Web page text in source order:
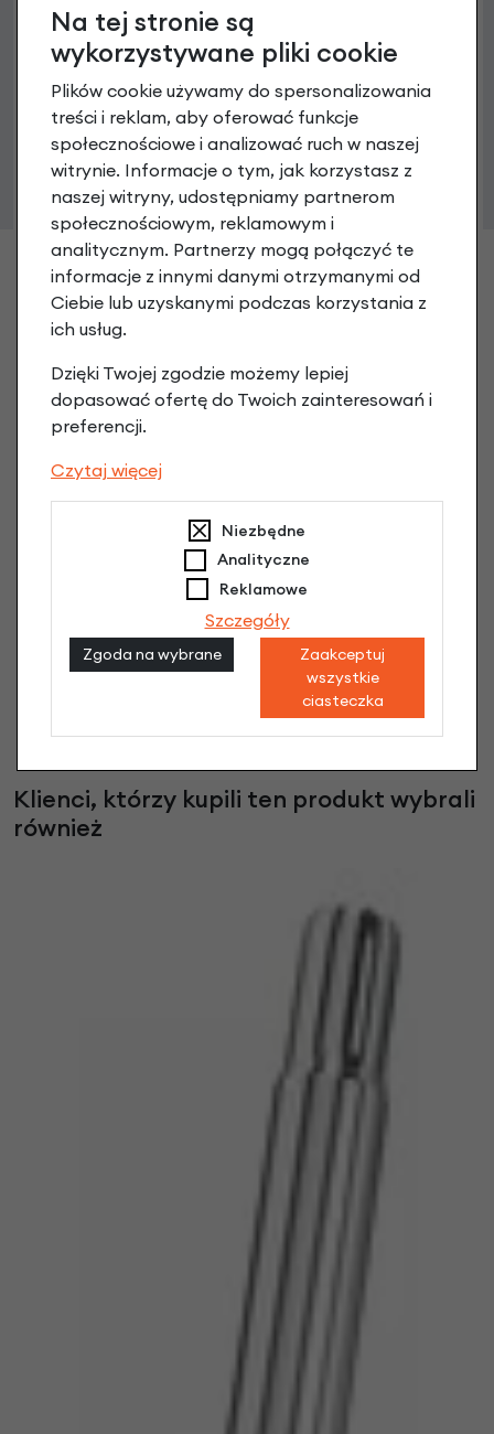
Ekspandery rowerowe Bibia Euro 4
16,90 zł
Klienci, którzy kupili ten produkt wybrali
również
Na tej stronie są
wykorzystywane pliki cookie
Plików cookie używamy do spersonalizowania
treści i reklam, aby oferować funkcje
społecznościowe i analizować ruch w naszej
witrynie. Informacje o tym, jak korzystasz z
naszej witryny, udostępniamy partnerom
społecznościowym, reklamowym i
analitycznym. Partnerzy mogą połączyć te
informacje z innymi danymi otrzymanymi od
Ciebie lub uzyskanymi podczas korzystania z
ich usług.
Dzięki Twojej zgodzie możemy lepiej
dopasować ofertę do Twoich zainteresowań i
preferencji.
Czytaj więcej
Niezbędne
Analityczne
Reklamowe
Szczegóły
Zgoda na wybrane
Zaakceptuj
wszystkie
ciasteczka